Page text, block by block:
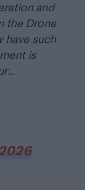
and
the Drone
have such
is